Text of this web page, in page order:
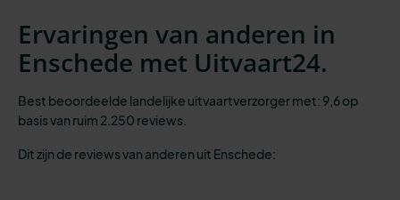
Ervaringen van anderen in
Enschede met Uitvaart24.
Best beoordeelde landelijke uitvaartverzorger met: 9,6 op
basis van ruim 2.250 reviews.
Dit zijn de reviews van anderen uit Enschede: